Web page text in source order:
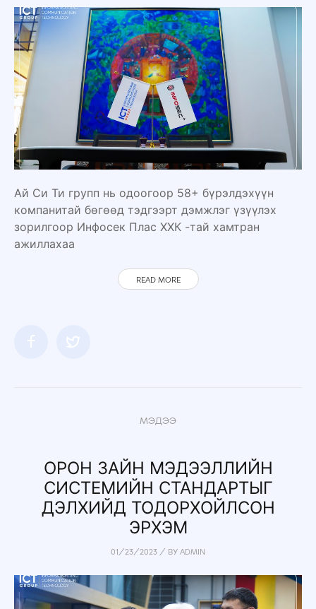
Ай Си Ти групп нь одоогоор 58+ бүрэлдэхүүн
компанитай бөгөөд тэдгээрт дэмжлэг үзүүлэх
зорилгоор Инфосек Плас ХХК -тай хамтран
ажиллахаа
READ MORE
МЭДЭЭ
ОРОН ЗАЙН МЭДЭЭЛЛИЙН
СИСТЕМИЙН СТАНДАРТЫГ
ДЭЛХИЙД ТОДОРХОЙЛСОН
ЭРХЭМ
01/23/2023 / BY ADMIN